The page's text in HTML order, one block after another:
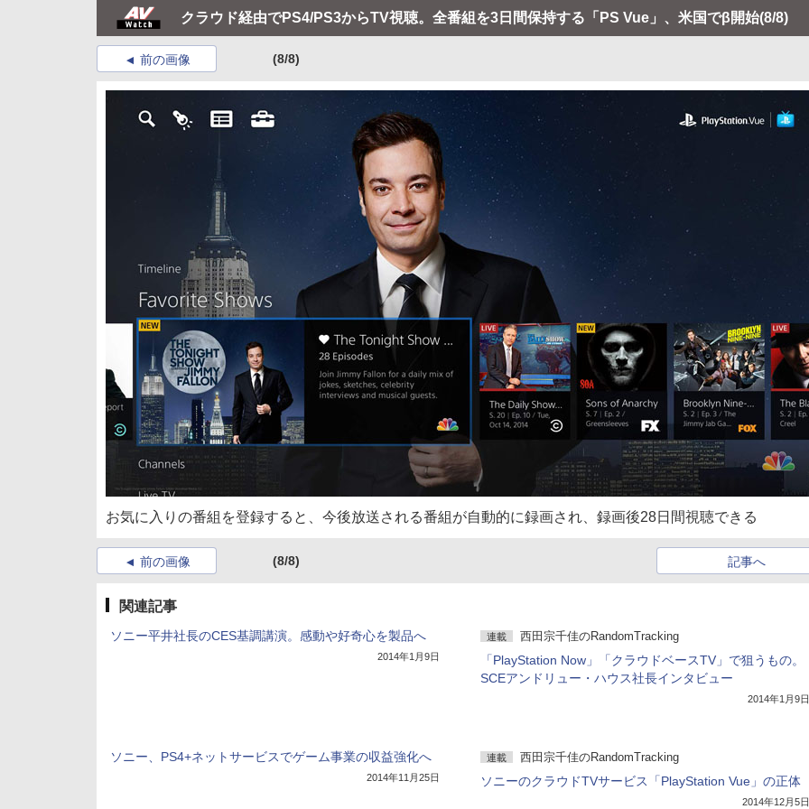
クラウド経由でPS4/PS3からTV視聴。全番組を3日間保持する「PS Vue」、米国でβ開始(8/8)
前の画像 (8/8)
お気に入りの番組を登録すると、今後放送される番組が自動的に録画され、録画後28日間視聴できる
前の画像 (8/8) 記事へ
関連記事
ソニー平井社長のCES基調講演。感動や好奇心を製品へ
2014年1月9日
連載 西田宗千佳のRandomTracking
「PlayStation Now」「クラウドベースTV」で狙うもの。
SCEアンドリュー・ハウス社長インタビュー
2014年1月9日
ソニー、PS4+ネットサービスでゲーム事業の収益強化へ
2014年11月25日
連載 西田宗千佳のRandomTracking
ソニーのクラウドTVサービス「PlayStation Vue」の正体
2014年12月5日